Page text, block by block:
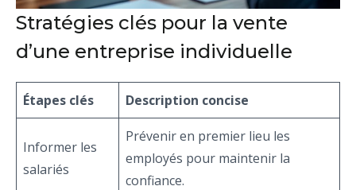
Stratégies clés pour la vente
d’une entreprise individuelle
Étapes clés Description concise
Informer les
salariés
Prévenir en premier lieu les
employés pour maintenir la
confiance.